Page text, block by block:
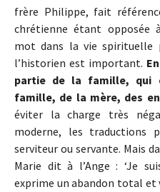
frère Philippe, fait
chrétienne étant opposée
mot dans la vie spirituelle
l’historien est important.
partie de la famille, qui
famille, de la mère, des
éviter la charge très
moderne, les traductions
serviteur ou servante. Mais
Marie dit à l’Ange : ‘Je
exprime un abandon total